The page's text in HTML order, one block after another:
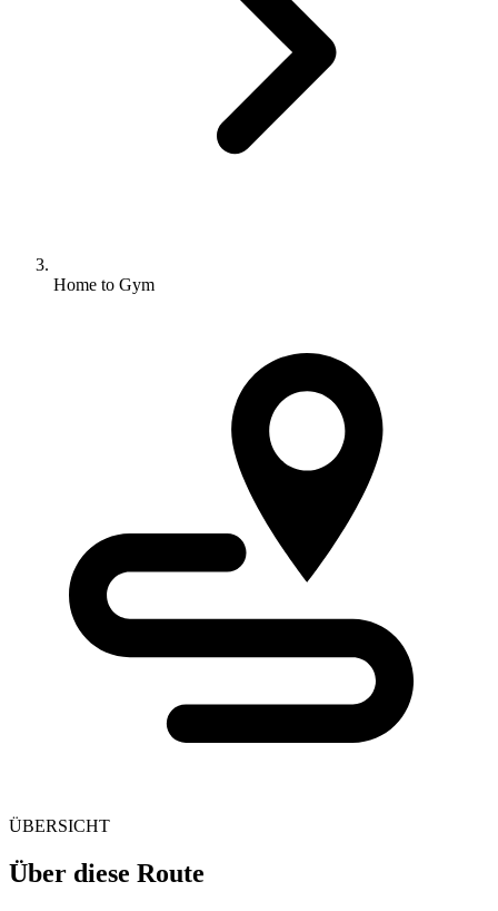
Home to Gym
ÜBERSICHT
Über diese Route